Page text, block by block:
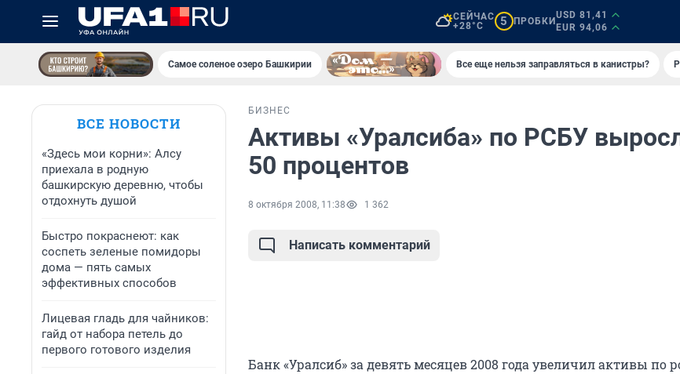
СЕЙЧАС
+28°C
5 ПРОБКИ
USD 81,41
EUR 94,06
Самое соленое озеро Башкирии Все еще нельзя заправляться в канистры?
ВСЕ НОВОСТИ
«Здесь мои корни»: Алсу
приехала в родную
башкирскую деревню, чтобы
отдохнуть душой
Быстро покраснеют: как
соспеть зеленые помидоры
дома — пять самых
эффективных способов
Лицевая гладь для чайников:
гайд от набора петель до
первого готового изделия
БИЗНЕС
Активы «Уралсиба» по РСБУ
50 процентов
8 октября 2008, 11:38 1 362
Написать комментарий
Банк «Уралсиб» за девять месяцев 2008 года увеличил активы по